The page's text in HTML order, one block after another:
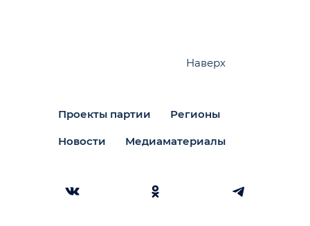
Проекты партии Регионы
Новости Медиаматериалы
Наверх